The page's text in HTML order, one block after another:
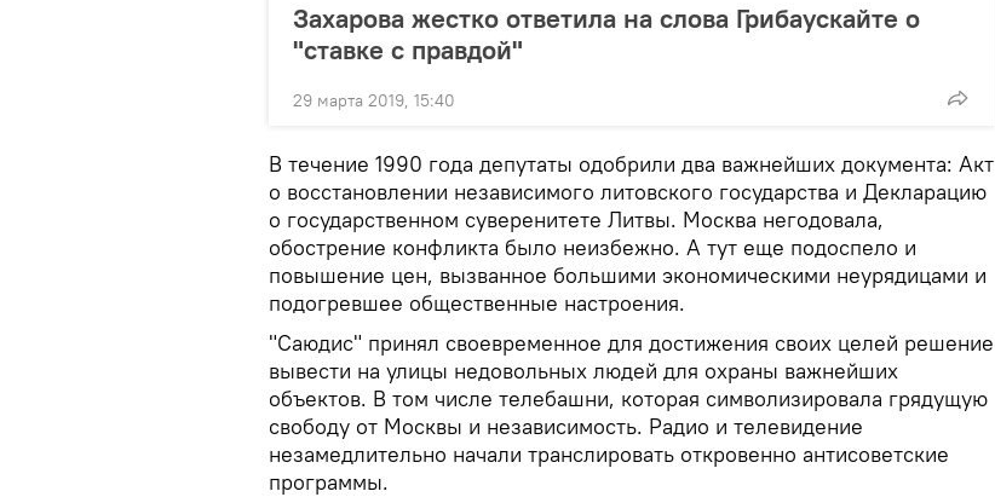
Захарова жестко ответила на слова Грибаускайте о
"ставке с правдой"
29 марта 2019, 15:40
В течение 1990 года депутаты одобрили два важнейших документа: Акт
о восстановлении независимого литовского государства и Декларацию
о государственном суверенитете Литвы. Москва негодовала,
обострение конфликта было неизбежно. А тут еще подоспело и
повышение цен, вызванное большими экономическими неурядицами и
подогревшее общественные настроения.
"Саюдис" принял своевременное для достижения своих целей решение
вывести на улицы недовольных людей для охраны важнейших
объектов. В том числе телебашни, которая символизировала грядущую
свободу от Москвы и независимость. Радио и телевидение
незамедлительно начали транслировать откровенно антисоветские
программы.